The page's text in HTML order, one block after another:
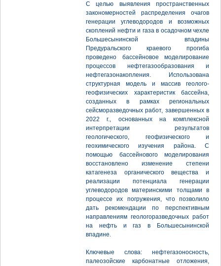
С целью выявления пространственных
закономерностей распределения очагов
генерации углеводородов и возможных
скоплений нефти и газа в осадочном чехле
Большесынинской впадины
Предуральского краевого прогиба
проведено бассейновое моделирование
процессов нефтегазообразования и
нефтегазонакопления. Использована
структурная модель и массив геолого-
геофизических характеристик бассейна,
созданных в рамках региональных
сейсморазведочных работ, завершенных в
2022 г., основанных на комплексной
интерпретации результатов
геологического, геофизического и
геохимического изучения района. С
помощью бассейнового моделирования
восстановлено изменение степени
катагенеза органического вещества и
реализации потенциала генерации
углеводородов материнскими толщами в
процессе их погружения, что позволило
дать рекомендации по перспективным
направлениям геологоразведочных работ
на нефть и газ в Большесынинской
впадине.
Ключевые слова: нефтегазоносность,
палеозойские карбонатные отложения,